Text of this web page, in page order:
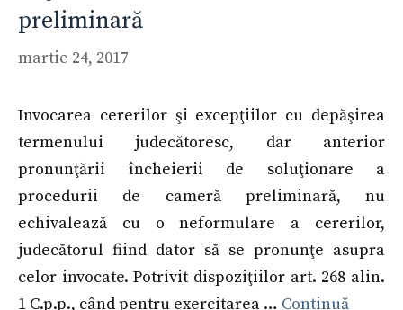
preliminară
martie 24, 2017
Invocarea cererilor şi excepţiilor cu depăşirea
termenului judecătoresc, dar anterior
pronunţării încheierii de soluţionare a
procedurii de cameră preliminară, nu
echivalează cu o neformulare a cererilor,
judecătorul fiind dator să se pronunţe asupra
celor invocate. Potrivit dispoziţiilor art. 268 alin.
1 C.p.p., când pentru exercitarea … Continuă